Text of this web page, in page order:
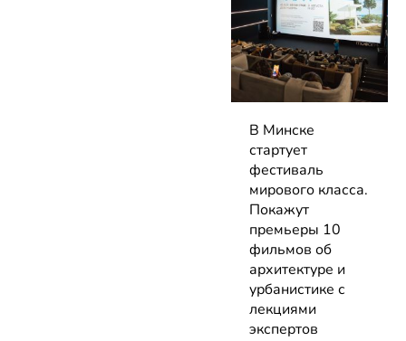
В Минске
стартует
фестиваль
мирового класса.
Покажут
премьеры 10
фильмов об
архитектуре и
урбанистике с
лекциями
экспертов